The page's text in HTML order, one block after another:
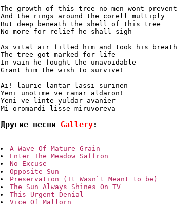
The growth of this tree no men wont prevent
And the rings around the corell multiply
But deep beneath the shell of this tree
No more for relief he shall sigh
As vital air filled him and took his breath
The tree got marked for life
In vain he fought the unavoidable
Grant him the wish to survive!
Ai! laurie lantar lassi surinen
Yeni unotime ve ramar aldaron!
Yeni ve linte yuldar avanier
Mi oromardi lisse-miruvoreva
Другие песни Gallery:
A Wave Of Mature Grain
Enter The Meadow Saffron
No Excuse
Opposite Sun
Preservation (It Wasn`t Meant to be)
The Sun Always Shines On TV
This Urgent Denial
Vice Of Mallorn